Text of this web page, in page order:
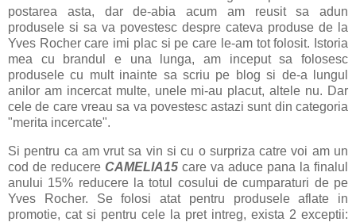
postarea asta, dar de-abia acum am reusit sa adun
produsele si sa va povestesc despre cateva produse de la
Yves Rocher care imi plac si pe care le-am tot folosit. Istoria
mea cu brandul e una lunga, am inceput sa folosesc
produsele cu mult inainte sa scriu pe blog si de-a lungul
anilor am incercat multe, unele mi-au placut, altele nu. Dar
cele de care vreau sa va povestesc astazi sunt din categoria
"merita incercate".
Si pentru ca am vrut sa vin si cu o surpriza catre voi am un
cod de reducere CAMELIA15 care va aduce pana la finalul
anului 15% reducere la totul cosului de cumparaturi de pe
Yves Rocher. Se folosi atat pentru produsele aflate in
promotie, cat si pentru cele la pret intreg, exista 2 exceptii: